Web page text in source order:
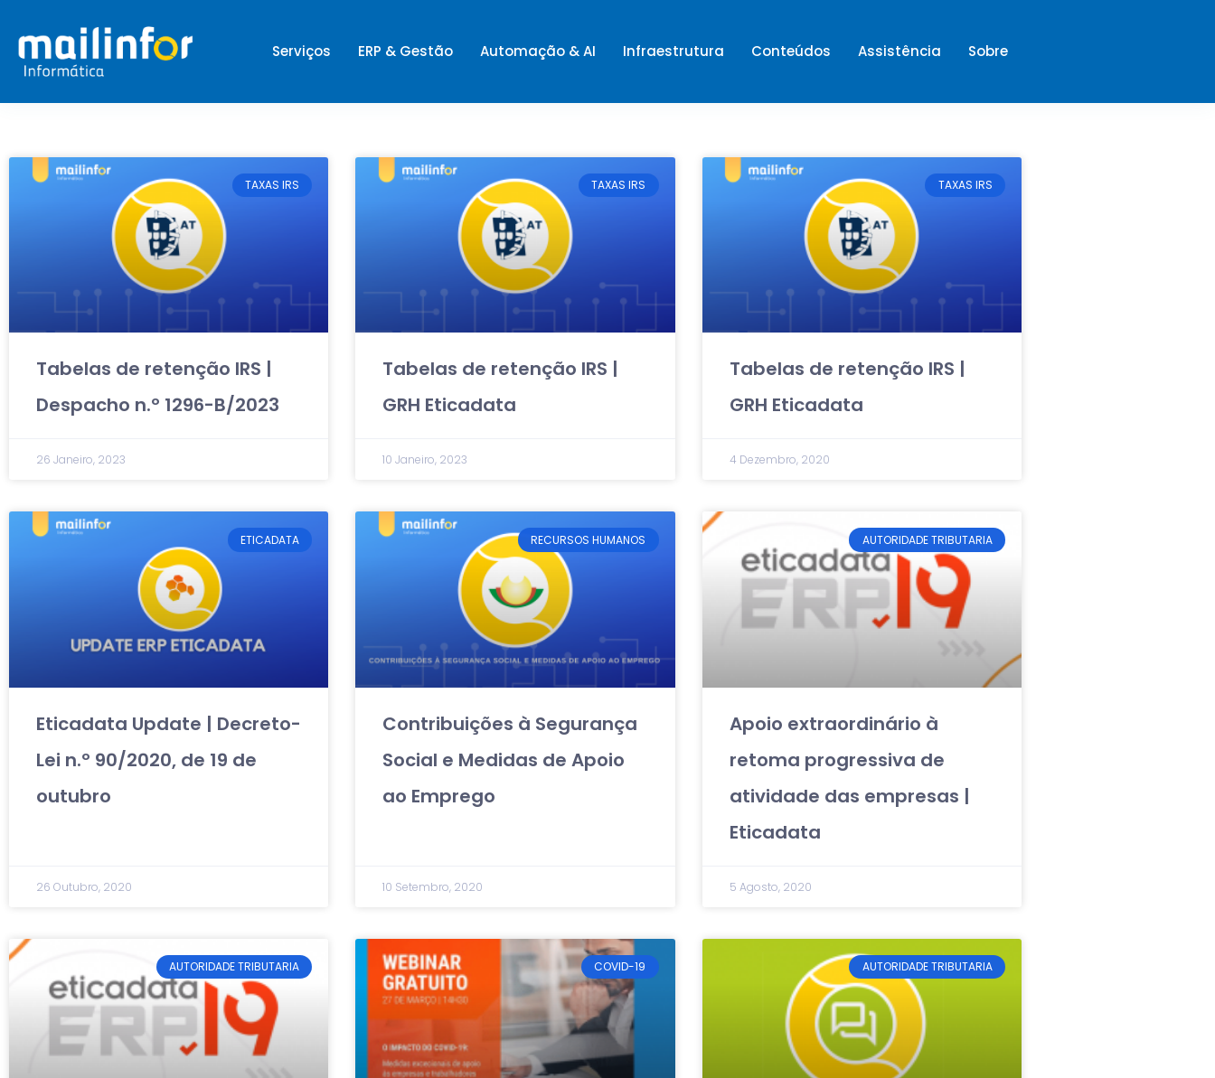
Serviços ERP & Gestão Automação & AI Infraestrutura Conteúdos Assistência Sobre
TAXAS IRS
Tabelas de retenção IRS |
Despacho n.º 1296-B/2023
26 Janeiro, 2023
TAXAS IRS
Tabelas de retenção IRS |
GRH Eticadata
10 Janeiro, 2023
TAXAS IRS
Tabelas de retenção IRS |
GRH Eticadata
4 Dezembro, 2020
ETICADATA
Eticadata Update | Decreto-
Lei n.º 90/2020, de 19 de
outubro
26 Outubro, 2020
RECURSOS HUMANOS
Contribuições à Segurança
Social e Medidas de Apoio
ao Emprego
10 Setembro, 2020
AUTORIDADE TRIBUTARIA
Apoio extraordinário à
retoma progressiva de
atividade das empresas |
Eticadata
5 Agosto, 2020
AUTORIDADE TRIBUTARIA COVID-19 AUTORIDADE TRIBUTARIA